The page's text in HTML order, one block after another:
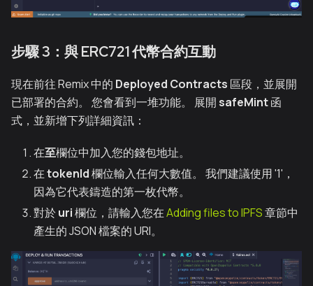
步驟 3：與 ERC721 代幣合約互動
現在前往 Remix 中的 Deployed Contracts 區段，並展開
已部署的合約。 您會看到一堆功能。 展開 safeMint函
式，並新增下列詳細資訊：
在至欄位中加入您的錢包地址。
在tokenId欄位輸入任何大數值。 我們建議使用 '1'，
因為它代表鑄造的第一枚代幣。
對於uri欄位，請輸入您在Adding files to IPFS章節中
產生的 JSON 檔案的 URI。